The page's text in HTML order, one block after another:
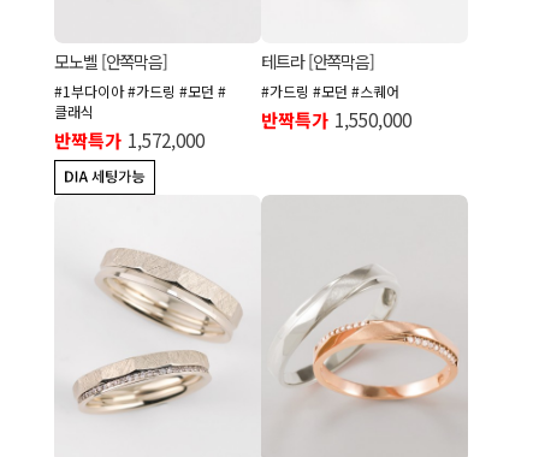
모노벨 [안쪽막음]
#1부다이아 #가드링 #모던 #
클래식
반짝특가 1,572,000
테트라 [안쪽막음]
#가드링 #모던 #스퀘어
반짝특가 1,550,000